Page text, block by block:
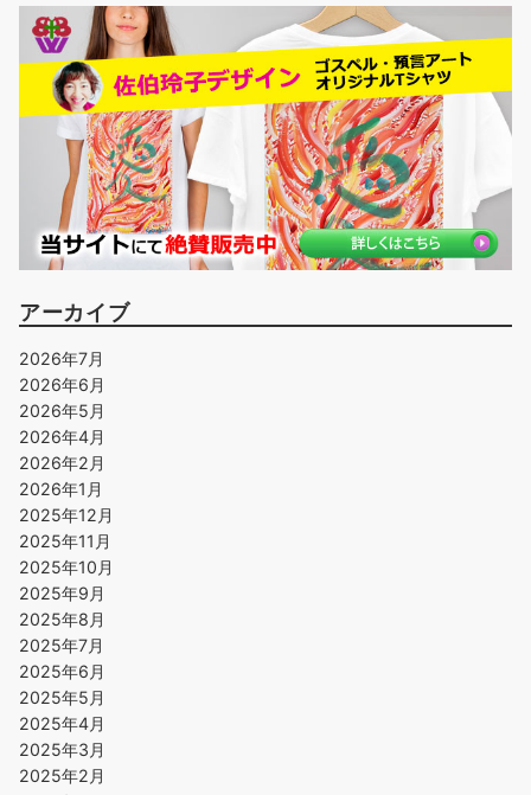
アーカイブ
2026年7月
2026年6月
2026年5月
2026年4月
2026年2月
2026年1月
2025年12月
2025年11月
2025年10月
2025年9月
2025年8月
2025年7月
2025年6月
2025年5月
2025年4月
2025年3月
2025年2月